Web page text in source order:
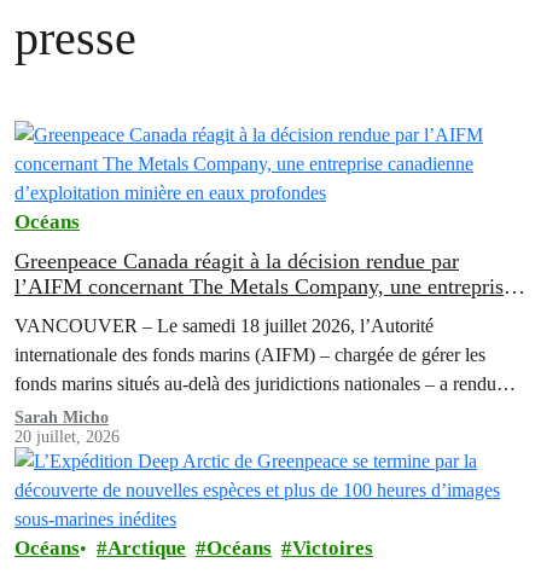
presse
Océans
Greenpeace Canada réagit à la décision rendue par
l’AIFM concernant The Metals Company, une entreprise
canadienne d’exploitation minière en eaux profondes
VANCOUVER – Le samedi 18 juillet 2026, l’Autorité
internationale des fonds marins (AIFM) – chargée de gérer les
fonds marins situés au-delà des juridictions nationales – a rendu
une décision confirmant qu’elle ne suspendrait pas son enquête sur
Nauru Ocean Resources Inc (« NORI ») et Tonga Offshore Mining
Limited (« TOML »), deux filiales de la minière canadienne The
Metals…
Sarah Micho
20 juillet, 2026
Océans Arctique Océans Victoires